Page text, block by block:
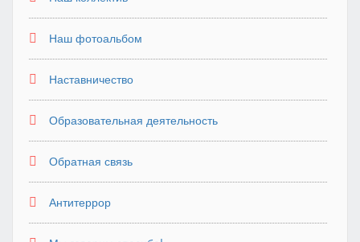
Наш фотоальбом
Наставничество
Образовательная деятельность
Обратная связь
Антитеррор